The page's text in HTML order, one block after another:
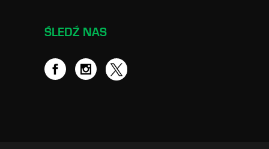
ŚLEDŹ NAS